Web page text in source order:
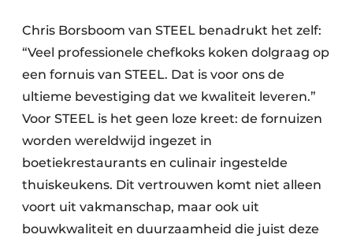
Chris Borsboom van STEEL benadrukt het zelf:
“Veel professionele chefkoks koken dolgraag op
een fornuis van STEEL. Dat is voor ons de
ultieme bevestiging dat we kwaliteit leveren.”
Voor STEEL is het geen loze kreet: de fornuizen
worden wereldwijd ingezet in
boetiekrestaurants en culinair ingestelde
thuiskeukens. Dit vertrouwen komt niet alleen
voort uit vakmanschap, maar ook uit
bouwkwaliteit en duurzaamheid die juist deze